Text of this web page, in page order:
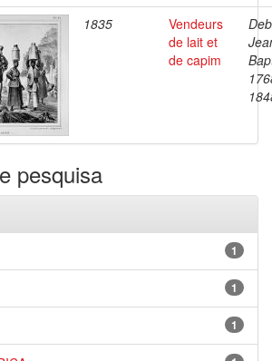
1835
Vendeurs
de lait et
de capim
pesquisa
1
1
1